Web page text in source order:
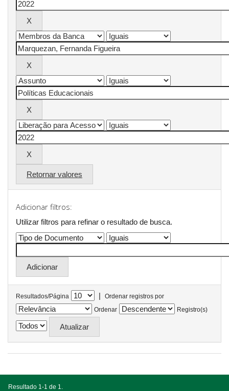
Retornar valores
Adicionar filtros:
Utilizar filtros para refinar o resultado de busca.
Resultados/Página |
Ordenar registros por
Ordenar
Registro(s)
Resultado 1-1 de 1.